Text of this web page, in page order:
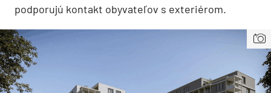
podporujú kontakt obyvateľov s exteriérom.